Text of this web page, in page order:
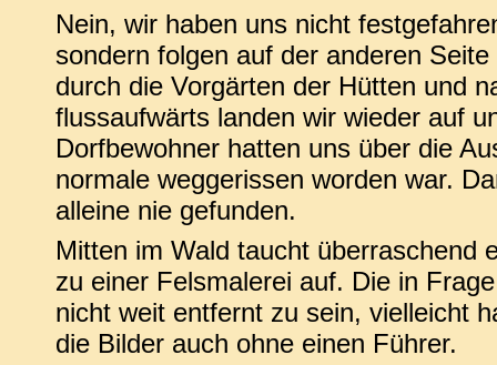
Nein, wir haben uns nicht
sondern folgen auf der anderen
durch die Vorgärten der Hütten und
flussaufwärts landen wir wieder auf
Dorfbewohner hatten uns über die
normale weggerissen worden war.
alleine nie gefunden.
Mitten im Wald taucht überraschend
zu einer Felsmalerei auf. Die in
nicht weit entfernt zu sein, vielleicht
die Bilder auch ohne einen Führer.